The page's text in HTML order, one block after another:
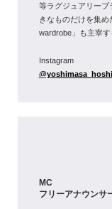
等ラグジュアリーブ
きなものだけを集め
wardrobe」も主宰す
Instagram
MC
フリーアナウンサ